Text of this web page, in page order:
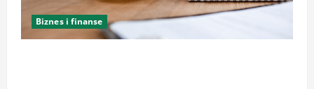
Biznes i finanse